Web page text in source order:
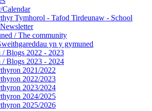
Calendar
Tymhorol - Tafod Tirdeunaw - School
/ The community
yn y gymuned
/ Blogs 2022 - 2023
/ Blogs 2023 - 2024
2021/2022
2022/2023
2023/2024
2024/2025
2025/2026